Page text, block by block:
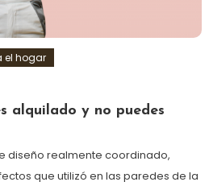
el hogar
alquilado y no puedes
diseño realmente coordinado,
que utilizó en las paredes de la